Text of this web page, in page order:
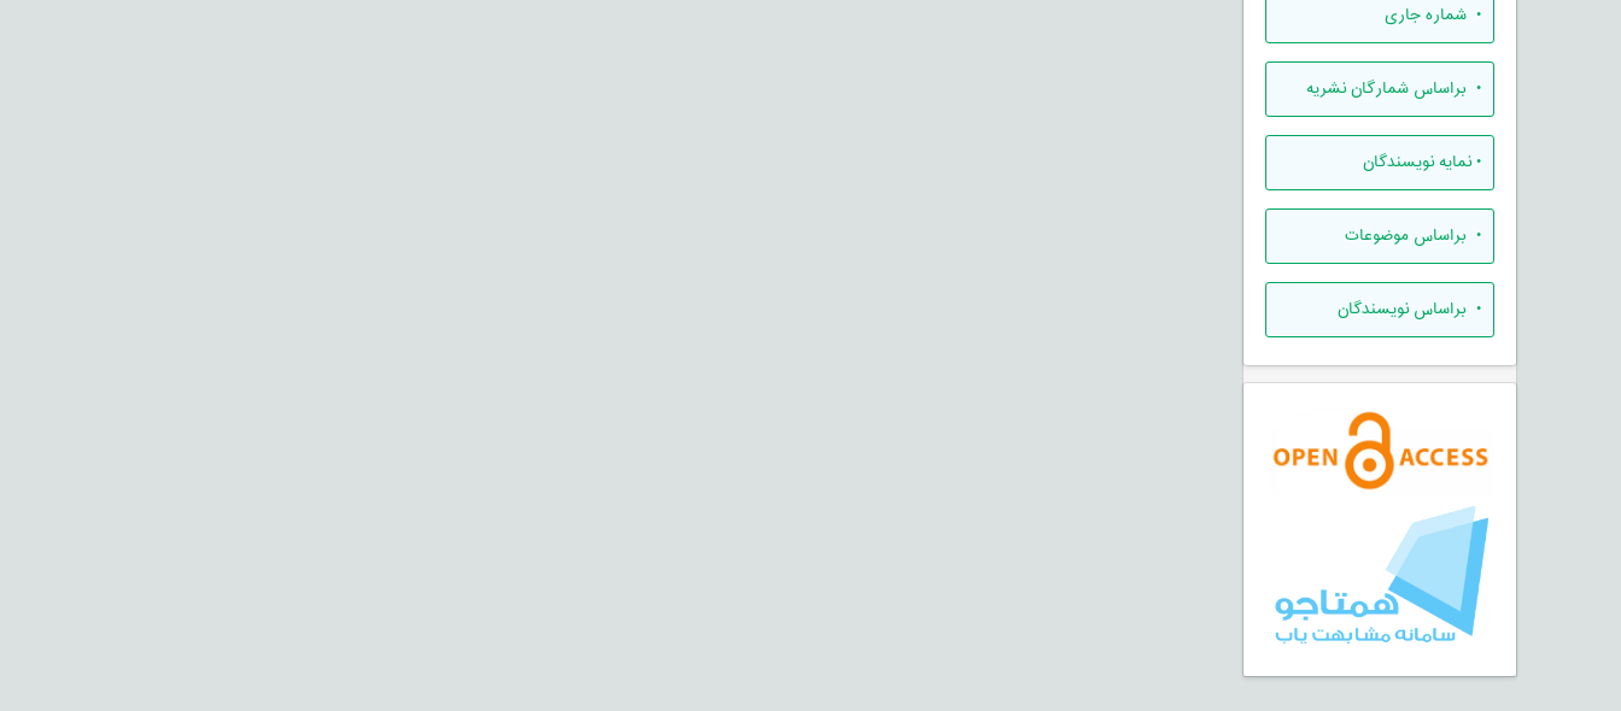
• شماره جاری
• براساس شمارگان نشریه
•نمایه نویسندگان
• براساس موضوعات
• براساس نویسندگان